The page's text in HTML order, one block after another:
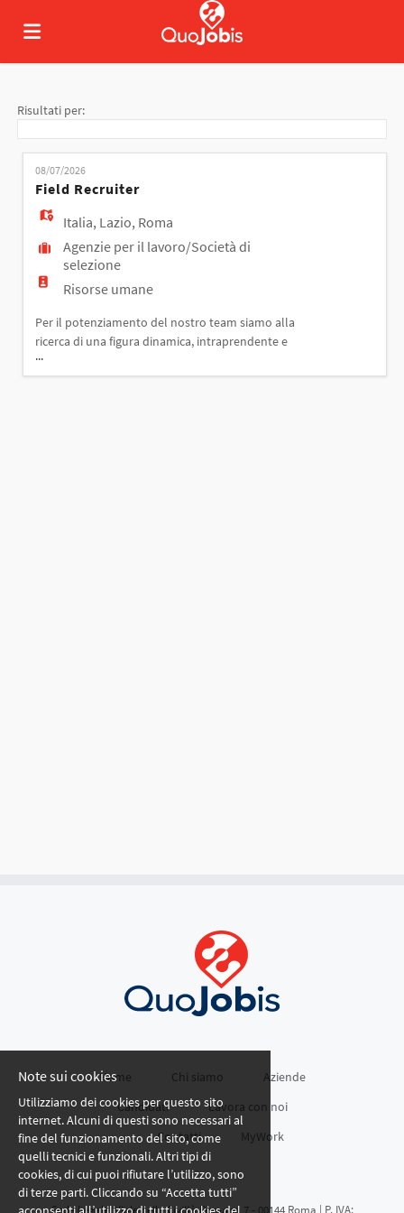
Offerte
di
lavoro
Carica
il
CV
Login
Lingua
Risultati per:
08/07/2026
Field Recruiter
Italia, Lazio, Roma
Agenzie per il lavoro/Società di
selezione
Risorse umane
Per il potenziamento del nostro team siamo alla
ricerca di una figura dinamica, intraprendente e
orientata alle relazioni, che si occupi della ricerca
attiva di candidati direttamente sul territorio. La
...
Home Chi siamo
Aziende
Candidati
Lavora con noi
Contatti
MyWork
Sede Legale: Viale della Civiltà Romana 7 - 00144 Roma | P. IVA:
Note sui cookies
Utilizziamo dei cookies per questo sito
internet. Alcuni di questi sono necessari al
fine del funzionamento del sito, come
quelli tecnici e funzionali. Altri tipi di
cookies, di cui puoi rifiutare l’utilizzo, sono
di terze parti. Cliccando su “Accetta tutti”